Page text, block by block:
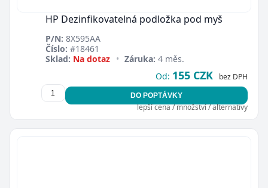
HP Dezinfikovatelná podložka pod myš
P/N: 8X595AA
Číslo: #18461
Sklad: Na dotaz • Záruka: 4 měs.
Od: 155 CZK bez DPH
DO POPTÁVKY
lepší cena / množství / alternativy